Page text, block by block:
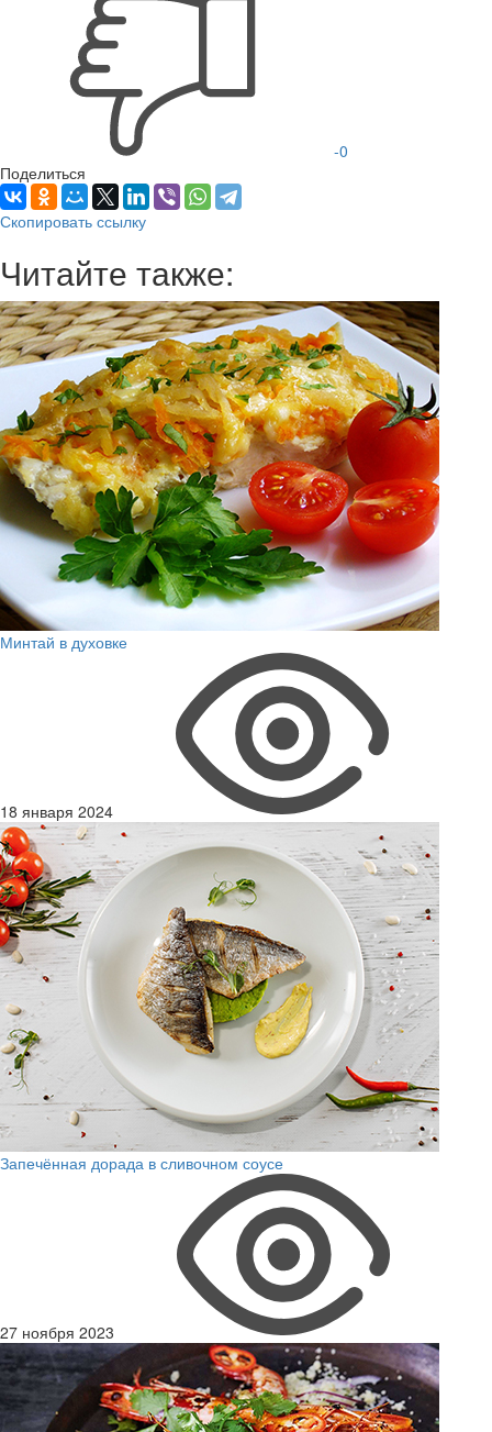
-0
Поделиться
Скопировать ссылку
Читайте также:
Минтай в духовке
18 января 2024
Запечённая дорада в сливочном соусе
27 ноября 2023